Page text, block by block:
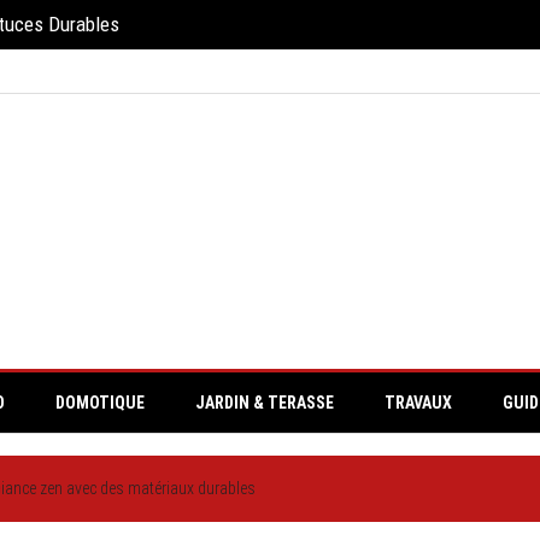
Durables
DOMOTIQUE JARDIN & TERASSE TRAVAUX
zen avec des matériaux durables